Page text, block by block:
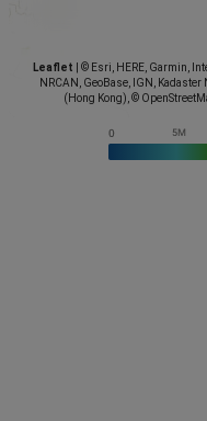
Leaflet
© Esri, HERE, Garmin,
NRCAN, GeoBase, IGN,
(Hong Kong), ©